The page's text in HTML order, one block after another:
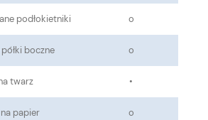
podłokietniki o
boczne o
twarz •
papier o